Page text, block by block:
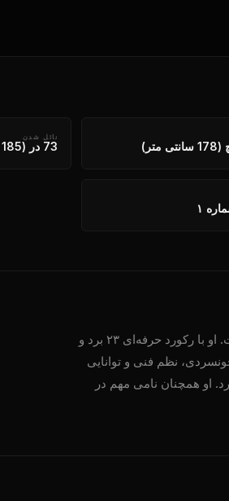
نائل شدن
73 در (185 سانتی متر)
۱
پدی پیمبلت، معروف به "بد" (The Baddy)، یکی از مدعیان اصلی در دسته سبک وزن UFC است. او با رکورد حرفه‌ای ۲۳ برد و
نظم فنی و توانایی
او همچنان نامی مهم در